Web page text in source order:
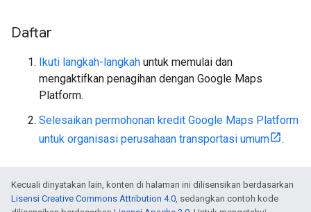
Daftar
Ikuti langkah-langkah untuk memulai dan
mengaktifkan penagihan dengan Google Maps
Platform.
Selesaikan permohonan kredit Google Maps Platform
untuk organisasi perusahaan transportasi umum
.
Kecuali dinyatakan lain, konten di halaman ini dilisensikan berdasarkan
Lisensi Creative Commons Attribution 4.0, sedangkan contoh kode